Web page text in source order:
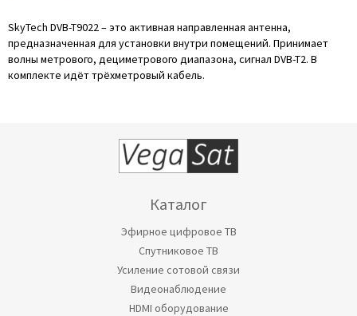
SkyTech DVB-T9022 – это активная направленная антенна,
предназначенная для установки внутри помещений. Принимает
волны метрового, дециметрового диапазона, сигнал DVB-T2. В
комплекте идёт трёхметровый кабель.
Каталог
Эфирное цифровое ТВ
Спутниковое ТВ
Усиление сотовой связи
Видеонаблюдение
HDMI оборудование